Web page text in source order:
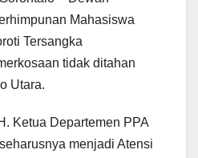
Mahasiswa
Tersangka
tidak ditahan
Utara.
Ketua Departemen PPA
menjadi Atensi